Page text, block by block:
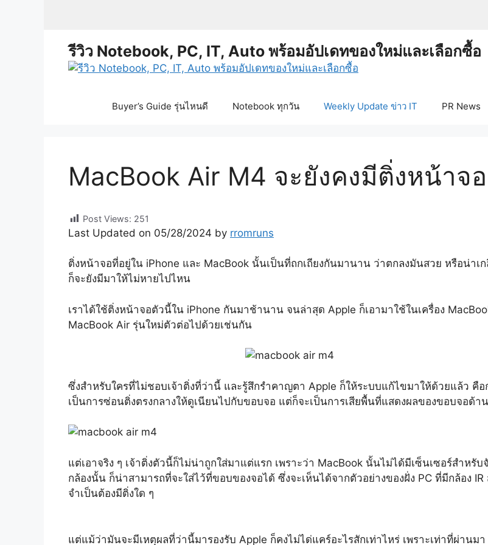
รีวิว Notebook, PC, IT, Auto พร้อมอัปเดทของใหม่และเลือกซื้อ
Buyer’s Guide รุ่นไหนดี Notebook ทุกวัน Weekly Update ข่าว IT PR News
MacBook Air M4 จะยังคงมีติ่งหน้าจ
Post Views: 251
Last Updated on 05/28/2024 by rromruns
ติ่งหน้าจอที่อยู่ใน iPhone และ MacBook นั้นเป็นที่ถกเถียงกันมานาน ว่าตกลงมันสวย หรือน่า
ก็จะยังมีมาให้ไม่หายไปไหน
เราได้ใช้ติ่งหน้าจอตัวนี้ใน iPhone กันมาช้านาน จนล่าสุด Apple ก็เอามาใช้ในเครื่อง
MacBook Air รุ่นใหม่ตัวต่อไปด้วยเช่นกัน
ซึ่งสำหรับใครที่ไม่ชอบเจ้าติ่งที่ว่านี้ และรู้สึกรำคาญตา Apple ก็ให้ระบบแก้ไขมาให้ด้วยแล้ว
เป็นการซ่อนติ่งตรงกลางให้ดูเนียนไปกับขอบจอ แต่ก็จะเป็นการเสียพื้นที่แสดงผลของขอบจอด้า
แต่เอาจริง ๆ เจ้าติ่งตัวนี้ก็ไม่น่าถูกใส่มาแต่แรก เพราะว่า MacBook นั้นไม่ได้มีเซ็นเซอร์สำหรั
กล้องนั้น ก็น่าสามารถที่จะใส่ไว้ที่ขอบของจอได้ ซึ่งจะเห็นได้จากตัวอย่างของฝั่ง PC ที่มีกล้อง
จำเป็นต้องมีติ่งใด ๆ
แต่แม้ว่ามันจะมีเหตุผลที่ว่านี้มารองรับ Apple ก็คงไม่ได่แคร์อะไรสักเท่าไหร่ เพราะเท่าที่ผ่า